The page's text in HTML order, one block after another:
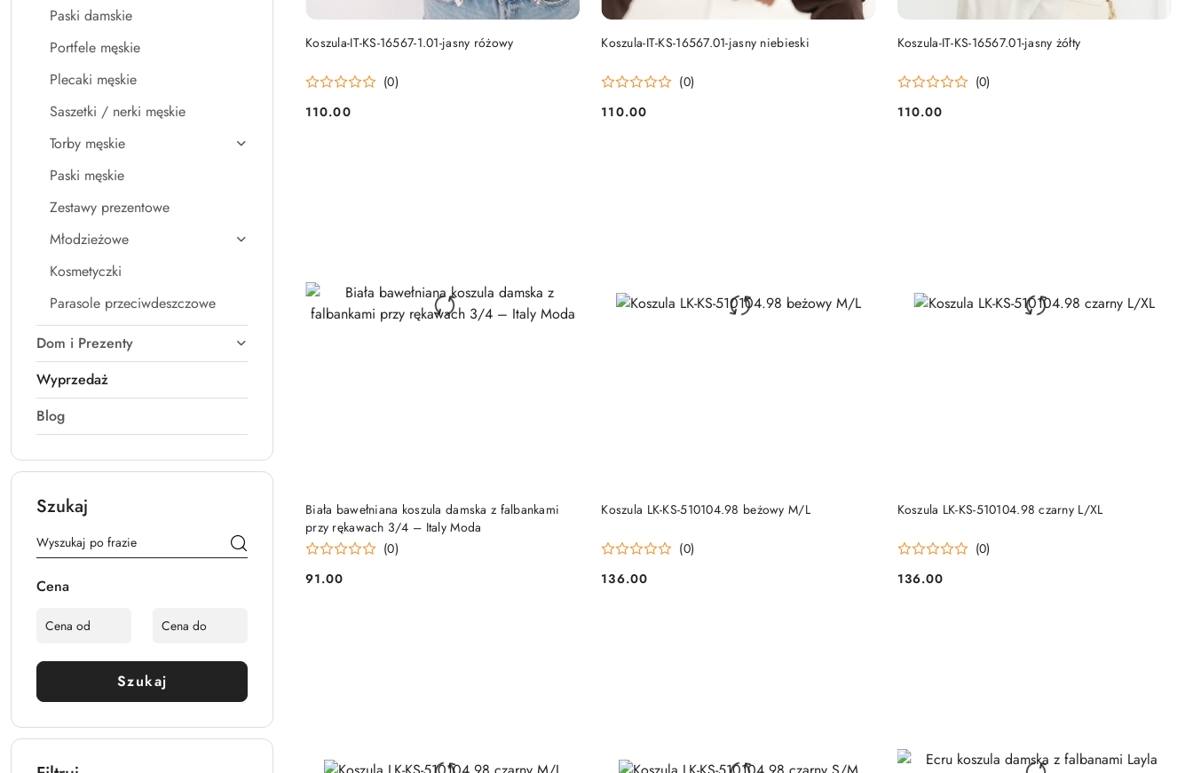
Paski damskie
Portfele męskie
Plecaki męskie
Saszetki / nerki męskie
Torby męskie
Paski męskie
Zestawy prezentowe
Młodzieżowe
Kosmetyczki
Parasole przeciwdeszczowe
Dom i Prezenty
Wyprzedaż
Blog
Szukaj
Cena
Szukaj
Koszula-IT-KS-16567-1.01-jasny różowy
(0)
Cena:
110.00
DO KOSZYKA Koszula-IT-KS-16567.01-jasny niebieski
(0)
Cena:
110.00
DO KOSZYKA Koszula-IT-KS-16567.01-jasny żółty
(0)
Cena:
110.00
DO KOSZYKA
Biała bawełniana koszula damska z falbankami
przy rękawach 3/4 – Italy Moda
(0)
Cena:
91.00
DO KOSZYKA Koszula LK-KS-510104.98 beżowy M/L
(0)
Cena:
136.00
DO KOSZYKA Koszula LK-KS-510104.98 czarny L/XL
(0)
Cena:
136.00
DO KOSZYKA